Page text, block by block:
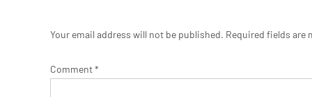
Your email address will not be published. Required fields are
Comment*